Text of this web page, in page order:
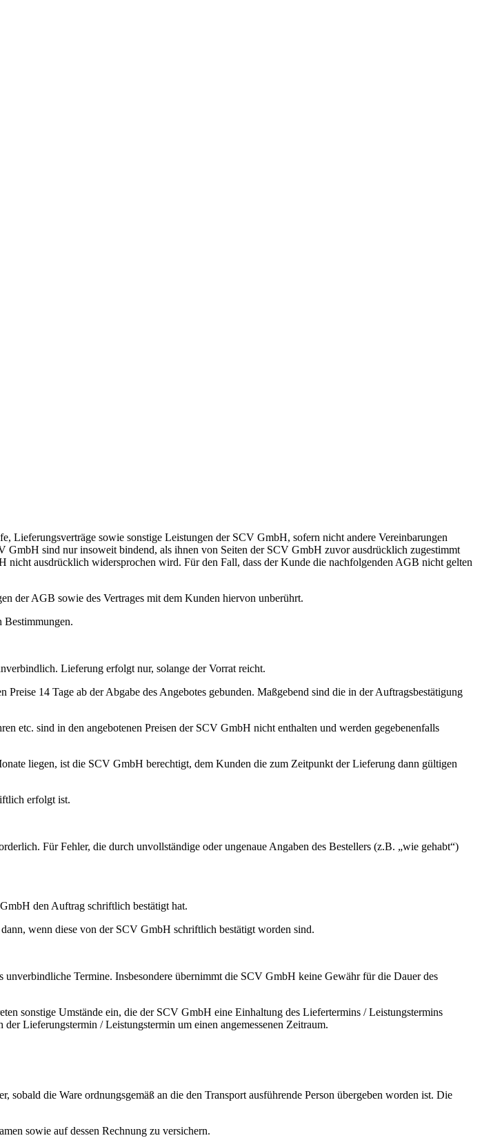
Lieferungsverträge sowie sonstige Leistungen der SCV GmbH, sofern nicht andere Vereinbarungen
sind nur insoweit bindend, als ihnen von Seiten der SCV GmbH zuvor ausdrücklich zugestimmt
ausdrücklich widersprochen wird. Für den Fall, dass der Kunde die nachfolgenden AGB nicht gelten
der AGB sowie des Vertrages mit dem Kunden hiervon unberührt.
Bestimmungen.
Lieferung erfolgt nur, solange der Vorrat reicht.
14 Tage ab der Abgabe des Angebotes gebunden. Maßgebend sind die in der Auftragsbestätigung
etc. sind in den angebotenen Preisen der SCV GmbH nicht enthalten und werden gegebenenfalls
liegen, ist die SCV GmbH berechtigt, dem Kunden die zum Zeitpunkt der Lieferung dann gültigen
erfolgt ist.
Für Fehler, die durch unvollständige oder ungenaue Angaben des Bestellers (z.B. „wie gehabt“)
den Auftrag schriftlich bestätigt hat.
wenn diese von der SCV GmbH schriftlich bestätigt worden sind.
Termine. Insbesondere übernimmt die SCV GmbH keine Gewähr für die Dauer des
sonstige Umstände ein, die der SCV GmbH eine Einhaltung des Liefertermins / Leistungstermins
Lieferungstermin / Leistungstermin um einen angemessenen Zeitraum.
die Ware ordnungsgemäß an die den Transport ausführende Person übergeben worden ist. Die
sowie auf dessen Rechnung zu versichern.